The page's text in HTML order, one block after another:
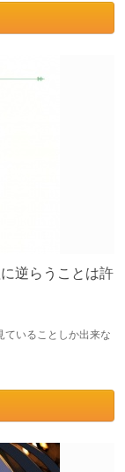
逆らうことは許
ていることしか出来な